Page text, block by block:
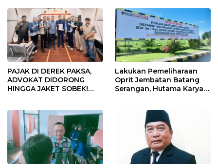
PAJAK DI DEREK PAKSA,
ADVOKAT DIDORONG
HINGGA JAKET SOBEK!
Pekanbaru!
Lakukan Pemeliharaan
Oprit Jembatan Batang
Serangan, Hutama Karya